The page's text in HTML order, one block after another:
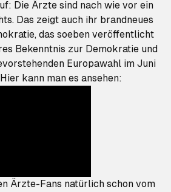
Die Ärzte sind nach wie vor ein
Das zeigt auch ihr brandneues
, das soeben veröffentlicht
Bekenntnis zur Demokratie und
Europawahl im Juni
kann man es ansehen:
Ärzte-Fans natürlich schon vom